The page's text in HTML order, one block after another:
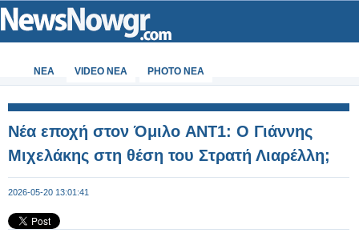
ΝΕΑ VIDEO NEA PHOTO NEA
Νέα εποχή στον Όμιλο ANT1: Ο Γιάννης
Μιχελάκης στη θέση του Στρατή Λιαρέλλη;
2026-05-20 13:01:41